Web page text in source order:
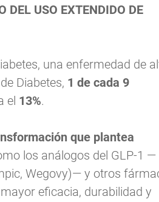
DEL USO EXTENDIDO DE
una enfermedad de
Diabetes, 1 de cada 9
el 13%.
que plantea
los análogos del GLP-1 —
Wegovy)— y otros
eficacia, durabilidad y